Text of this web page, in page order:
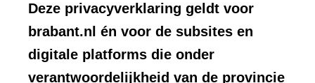
Deze privacyverklaring geldt voor
brabant.nl én voor de subsites en
digitale platforms die onder
verantwoordelijkheid van de provincie